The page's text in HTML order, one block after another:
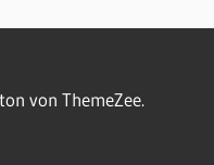
von ThemeZee.